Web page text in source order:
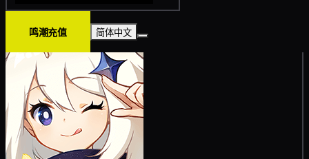
鸣潮充值 简体中文